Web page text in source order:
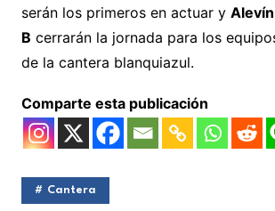
serán los primeros en actuar y
B cerrarán la jornada para los
de la cantera blanquiazul.
Comparte esta publicación
Cantera